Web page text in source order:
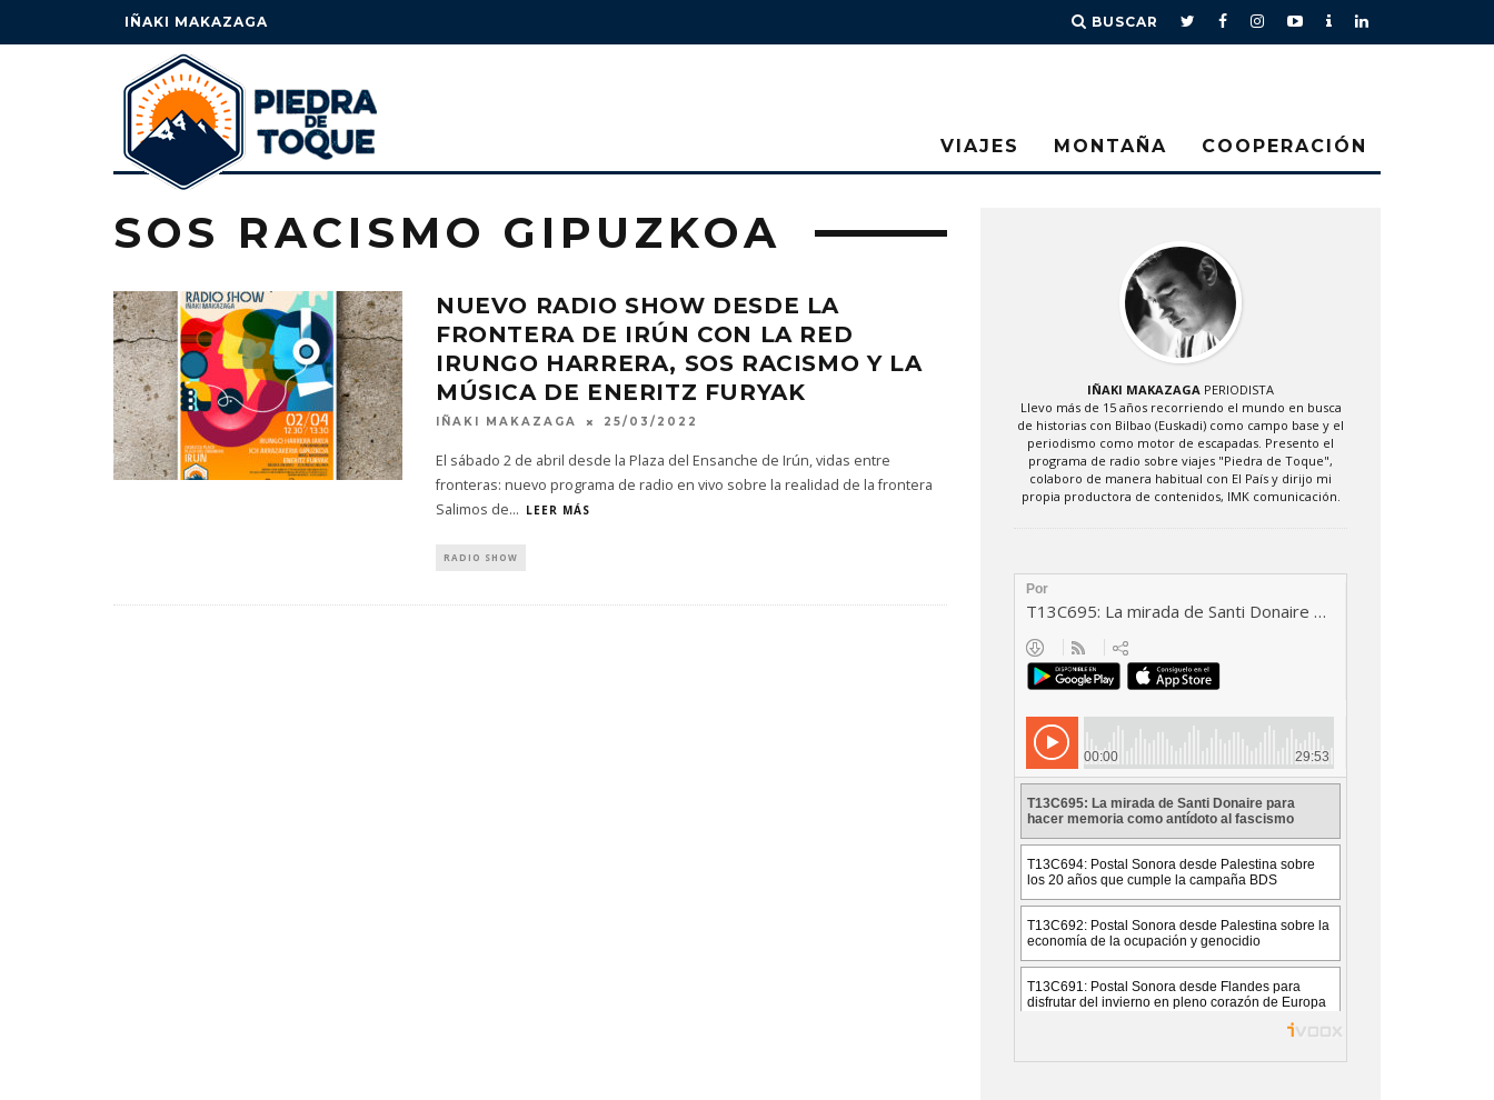
IÑAKI MAKAZAGA BUSCAR
VIAJES MONTAÑA COOPERACIÓN
SOS RACISMO GIPUZKOA
NUEVO RADIO SHOW DESDE LA
FRONTERA DE IRÚN CON LA RED
IRUNGO HARRERA, SOS RACISMO Y LA
MÚSICA DE ENERITZ FURYAK
IÑAKI MAKAZAGA 25/03/2022
El sábado 2 de abril desde la Plaza del Ensanche de Irún, vidas entre
fronteras: nuevo programa de radio en vivo sobre la realidad de la frontera
Salimos de... LEER MÁS
RADIO SHOW
IÑAKI MAKAZAGA PERIODISTA
Llevo más de 15 años recorriendo el mundo en busca
de historias con Bilbao (Euskadi) como campo base y el
periodismo como motor de escapadas. Presento el
programa de radio sobre viajes "Piedra de Toque",
colaboro de manera habitual con El País y dirijo mi
propia productora de contenidos, IMK comunicación.